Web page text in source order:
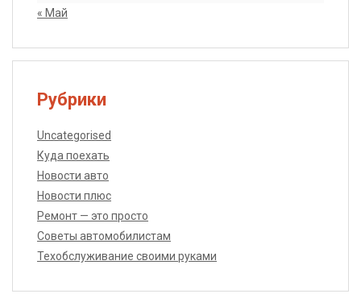
« Май
Рубрики
Uncategorised
Куда поехать
Новости авто
Новости плюс
Ремонт — это просто
Советы автомобилистам
Техобслуживание своими руками